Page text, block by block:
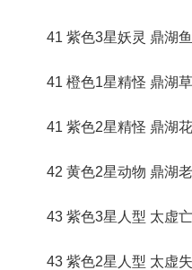
41 紫色3星妖灵 鼎湖鱼
41 橙色1星精怪 鼎湖草
41 紫色2星精怪 鼎湖花
42 黄色2星动物 鼎湖老
43 紫色3星人型 太虚亡
43 紫色2星人型 太虚失